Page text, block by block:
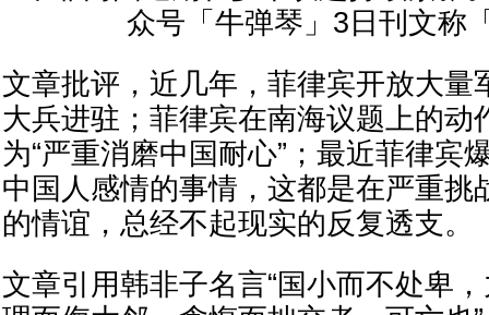
文章批评，近几年，菲律宾开放大量
大兵进驻；菲律宾在南海议题上的动
为“严重消磨中国耐心”；最近菲律宾
中国人感情的事情，这都是在严重挑
的情谊，总经不起现实的反复透支。
文章引用韩非子名言“国小而不处卑